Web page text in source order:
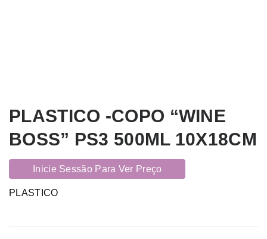
PLASTICO -COPO “WINE
BOSS” PS3 500ML 10X18CM
Inicie Sessão Para Ver Preço
PLASTICO